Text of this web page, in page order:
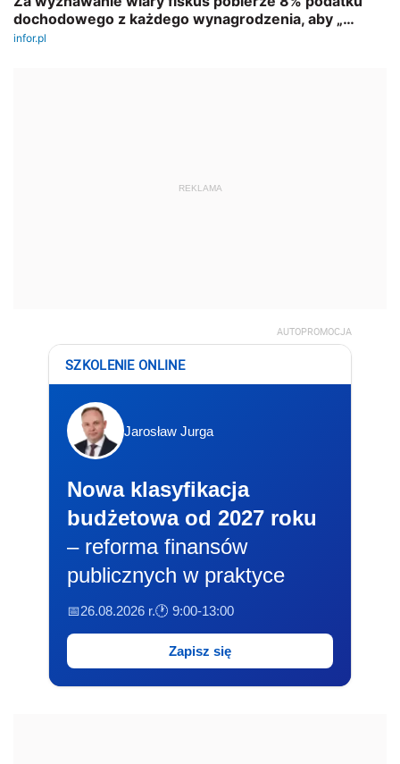
REKLAMA
AUTOPROMOCJA
SZKOLENIE ONLINE
Jarosław Jurga
Nowa klasyfikacja
budżetowa od 2027 roku
– reforma finansów
publicznych w praktyce
📅26.08.2026 r.🕐 9:00-13:00
Zapisz się